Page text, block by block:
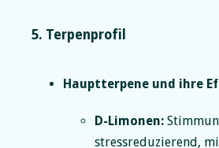
5. Terpenprofil
Hauptterpene und ihre
D-Limonen:
stressreduzierend,